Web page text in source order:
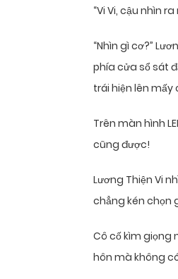
“Vi Vi, cậu nhìn
“Nhìn gì cơ?”
phía cửa sổ sát
trái hiện lên mấy
Trên màn hình
cũng được!
Lương Thiện Vi
chẳng kén chọn
Cô cố kìm giọng
hôn mà không